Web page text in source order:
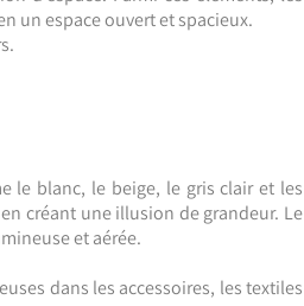
un espace ouvert et spacieux.
le blanc, le beige, le gris clair et les
créant une illusion de grandeur. Le
et aérée.
dans les accessoires, les textiles